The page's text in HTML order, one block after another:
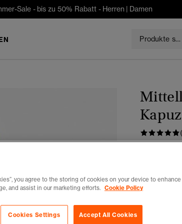
Sale - bis zu 50% Rabatt - Herren | Damen
Farbe:
you agree to the storing of cookies on your device to
and assist in our marketing efforts. Cookie Policy
Accept All Cookies
Cookies Settings